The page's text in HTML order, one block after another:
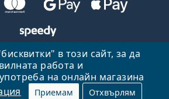
в този сайт, за да
работа и
на онлайн магазина
Приемам Отхвърлям
страница
Нагоре
и се управлява от Lentiamo s.r.o.,
Тук сме за вас в продължение на 18 години.